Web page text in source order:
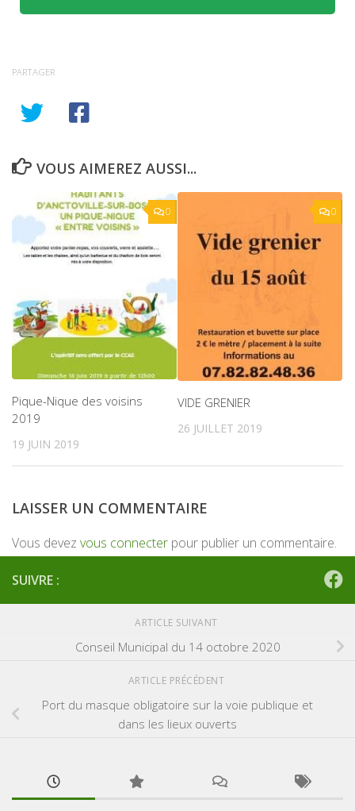
PARTAGER
VOUS AIMEREZ AUSSI...
0
Pique-Nique des voisins
2019
19 JUIN 2019
0
VIDE GRENIER
26 JUILLET 2019
LAISSER UN COMMENTAIRE
Vous devez vous connecter pour publier un commentaire.
SUIVRE :
ARTICLE SUIVANT
Conseil Municipal du 14 octobre 2020
ARTICLE PRÉCÉDENT
Port du masque obligatoire sur la voie publique et
dans les lieux ouverts